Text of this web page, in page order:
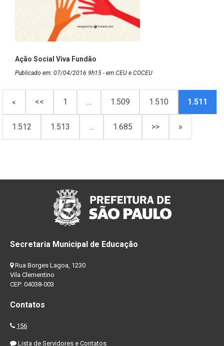
Ação Social Viva Fundão
Publicado em: 07/04/2016 9h15 - em CEU e COCEU
« << 1 … 1.509 1.510 1.511
1.512 1.513 … 1.685 >> »
Secretaria Municipal de Educação
Rua Borges Lagoa, 1230
Vila Clementino
CEP: 04038-003
Contatos
156
Lista de Servidores e Contatos